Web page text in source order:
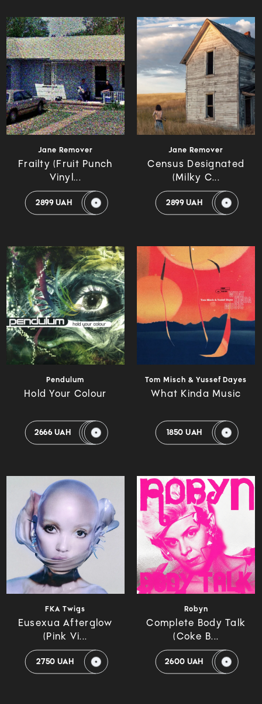
Jane Remover
Frailty (Fruit Punch
Vinyl...
2899 UAH
Jane Remover
Census Designated
(Milky C...
2899 UAH
Pendulum
Hold Your Colour
2666 UAH
Tom Misch & Yussef Dayes
What Kinda Music
1850 UAH
FKA Twigs
Eusexua Afterglow
(Pink Vi...
2750 UAH
Robyn
Complete Body Talk
(Coke B...
2600 UAH